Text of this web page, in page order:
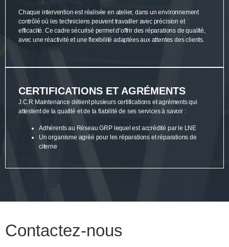
Chaque intervention est réalisée en atelier, dans un environnement
contrôlé où les techniciens peuvent travailler avec précision et
efficacité. Ce cadre sécurisé permet d’offrir des réparations de qualité,
avec une réactivité et une flexibilité adaptées aux attentes des clients.
CERTIFICATIONS ET AGRÉMENTS
J.C.R Maintenance détient plusieurs certifications et agréments qui
attestent de la qualité et de la fiabilité de ses services à savoir :
Adhérents au Réseau GRP lequel est accrédité par le LNE
Un organisme agréé pour les réparations et réparations de
citerne
Contactez-nous